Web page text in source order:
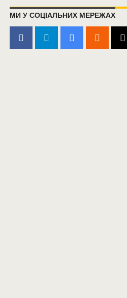
МИ У СОЦІАЛЬНИХ МЕРЕЖАХ